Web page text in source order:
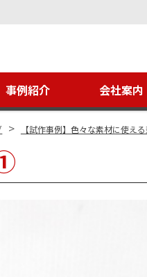
事例紹介 会社案内
> 【試作事例】色々な素材に使え